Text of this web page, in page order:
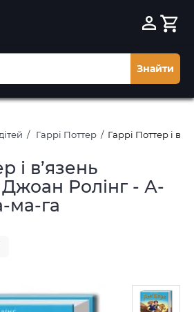
Знайти
Гаррі Поттер Гаррі Поттер і
і в’язень
Ролінг - А-
ма-га